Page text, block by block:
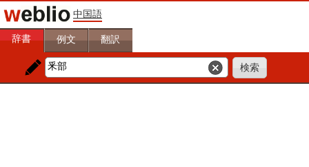
中国語
辞書 例文 翻訳